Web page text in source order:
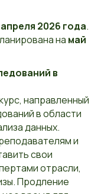
2026 года.
на май
в
направленный
в области
данных.
и
свои
отрасли,
Продление